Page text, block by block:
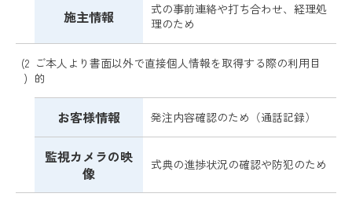
施主情報
式の事前連絡や打ち合わせ、経理処
理のため
(2
)
ご本人より書面以外で直接個人情報を取得する際の利用目
的
お客様情報 発注内容確認のため（通話記録）
監視カメラの映
像
式典の進捗状況の確認や防犯のため